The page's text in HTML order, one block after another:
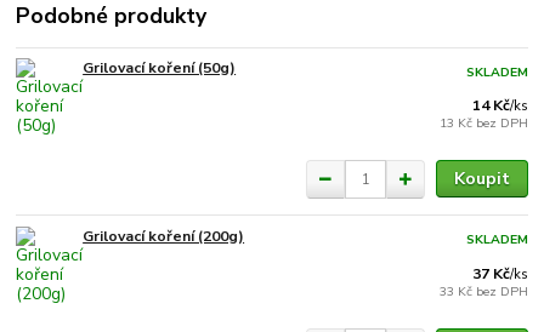
Podobné produkty
Grilovací koření (50g)
14 Kč/ks
13 Kč bez DPH
SKLADEM
Koupit
Grilovací koření (200g)
37 Kč/ks
33 Kč bez DPH
SKLADEM